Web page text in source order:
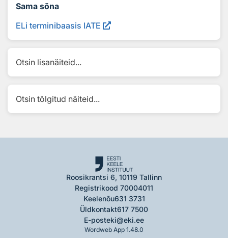
Sama sõna
ELi terminibaasis IATE
Otsin lisanäiteid...
Otsin tõlgitud näiteid...
Roosikrantsi 6, 10119 Tallinn
Registrikood 70004011
Keelenõu631 3731
Üldkontakt617 7500
E-posteki@eki.ee
Wordweb App 1.48.0